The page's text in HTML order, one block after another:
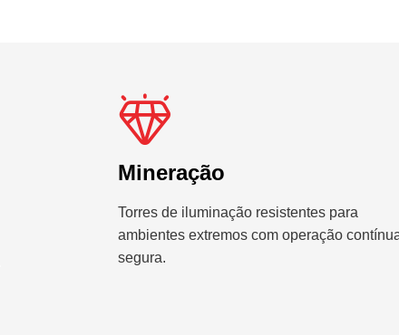
Mineração
Torres de iluminação resistentes para
ambientes extremos com operação
segura.